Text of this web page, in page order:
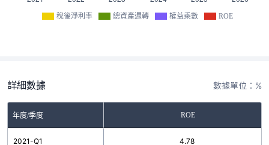
稅後淨利率 總資產週轉 權益乘數 ROE
詳細數據 數據單位：%
年度/季度 ROE
2021-Q1 4.78